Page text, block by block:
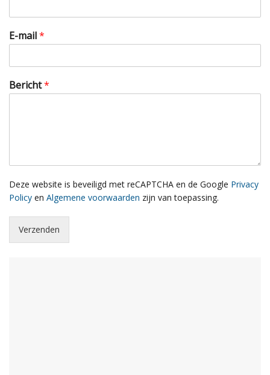
E-mail*
Bericht*
Deze website is beveiligd met reCAPTCHA en de Google Privacy
Policy en Algemene voorwaarden zijn van toepassing.
Verzenden